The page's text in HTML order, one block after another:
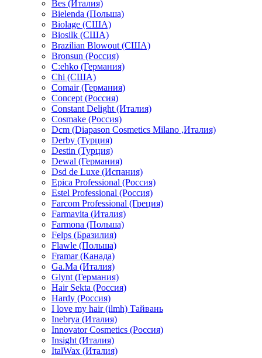
Bes (Италия)
Bielenda (Польша)
Biolage (США)
Biosilk (США)
Brazilian Blowout (США)
Bronsun (Россия)
C:ehko (Германия)
Chi (США)
Comair (Германия)
Concept (Россия)
Constant Delight (Италия)
Cosmake (Россия)
Dcm (Diapason Cosmetics Milano ,Италия)
Derby (Турция)
Destin (Турция)
Dewal (Германия)
Dsd de Luxe (Испания)
Epica Professional (Россия)
Estel Professional (Россия)
Farcom Professional (Греция)
Farmavita (Италия)
Farmona (Польша)
Felps (Бразилия)
Flawle (Польша)
Framar (Канада)
Ga.Ma (Италия)
Glynt (Германия)
Hair Sekta (Россия)
Hardy (Россия)
I love my hair (ilmh) Тайвань
Inebrya (Италия)
Innovator Cosmetics (Россия)
Insight (Италия)
ItalWax (Италия)